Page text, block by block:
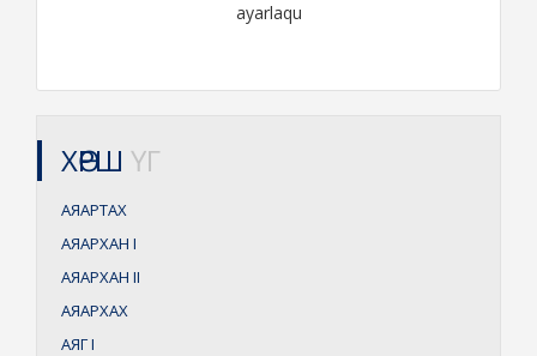
ayarlaqu
ХӨРШ ҮГ
АЯАРТАХ
АЯАРХАН I
АЯАРХАН II
АЯАРХАХ
АЯГI